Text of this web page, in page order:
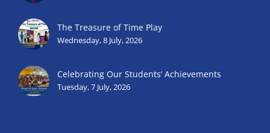
The Treasure of Time Play
Wednesday, 8 July, 2026
Celebrating Our Students’ Achievements
Tuesday, 7 July, 2026